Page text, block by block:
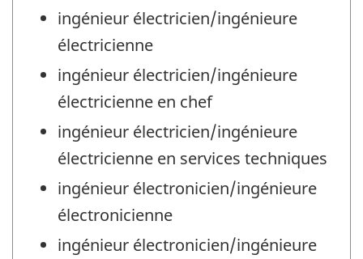
ingénieur électricien/ingénieure
électricienne
ingénieur électricien/ingénieure
électricienne en chef
ingénieur électricien/ingénieure
électricienne en services techniques
ingénieur électronicien/ingénieure
électronicienne
ingénieur électronicien/ingénieure